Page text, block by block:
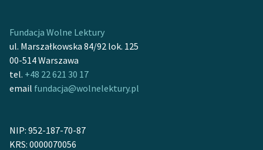
Fundacja Wolne Lektury
ul. Marszałkowska 84/92 lok. 125
00-514 Warszawa
tel. +48 22 621 30 17
email fundacja@wolnelektury.pl
NIP: 952-187-70-87
KRS: 0000070056